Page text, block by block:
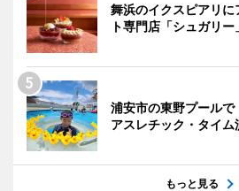
舞浜のイクスピアリ
ト専門店「シュガリー
浦安市の東野プール
アスレチック・タイム
もっと見る